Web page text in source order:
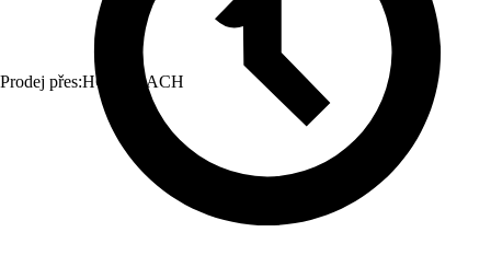
Prodej přes:HORNBACH